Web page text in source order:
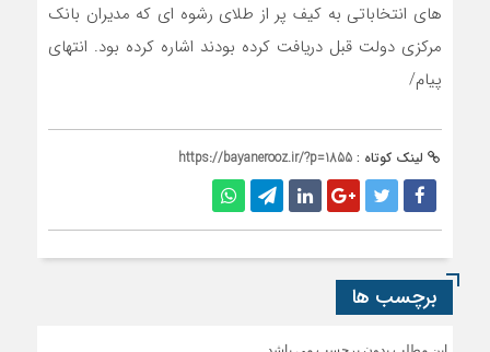
های انتخاباتی به کیف پر از طلای رشوه ای که مدیران بانک
مرکزی دولت قبل دریافت کرده بودند اشاره کرده بود. انتهای
پیام/
لینک کوتاه : https://bayanerooz.ir/?p=1855
برچسب ها